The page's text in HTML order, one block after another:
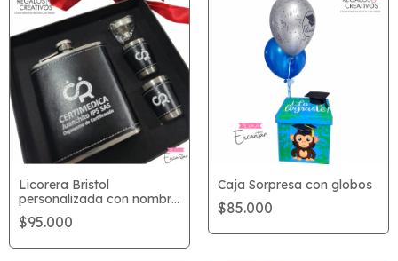
Licorera Bristol
personalizada con nombre
o logo
$95.000
Caja Sorpresa con globos
$85.000